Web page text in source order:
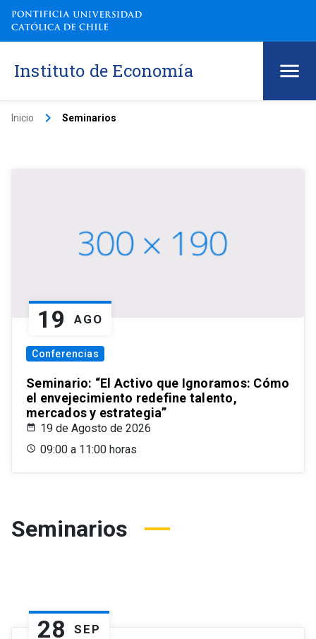
Instituto de Economía
Inicio keyboard_arrow_right Seminarios
19 AGO
Conferencias
Seminario: “El Activo que Ignoramos: Cómo
el envejecimiento redefine talento,
mercados y estrategia”
19 de Agosto de 2026
09:00 a 11:00 horas
Seminarios
28 SEP